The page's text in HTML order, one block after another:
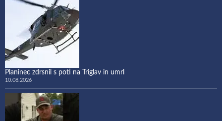
Planinec zdrsnil s poti na Triglav in umrl
10.08.2026